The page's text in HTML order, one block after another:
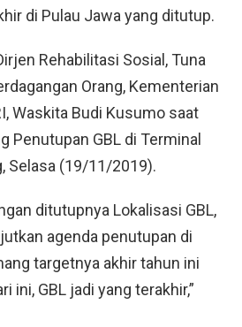
di Pulau Jawa yang ditutup.
Rehabilitasi Sosial, Tuna
Orang, Kementerian
Waskita Budi Kusumo saat
Penutupan GBL di Terminal
Selasa (19/11/2019).
ditutupnya Lokalisasi GBL,
agenda penutupan di
targetnya akhir tahun ini
ini, GBL jadi yang terakhir,”